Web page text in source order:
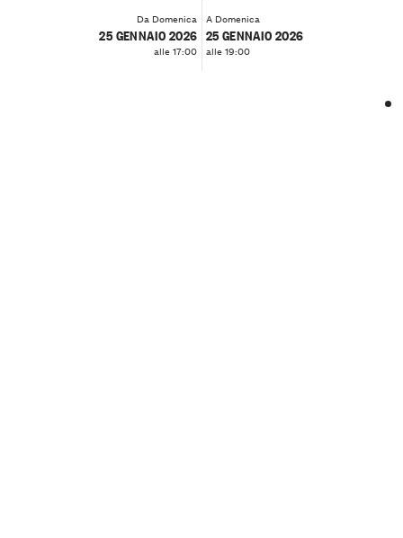
Da Domenica
25 GENNAIO 2026
alle 17:00
A Domenica
25 GENNAIO 2026
alle 19:00